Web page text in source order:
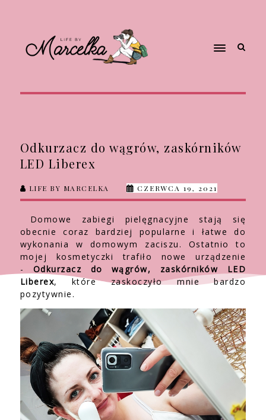
Odkurzacz do wągrów, zaskórników
LED Liberex
LIFE BY MARCELKA CZERWCA 19, 2021
Domowe zabiegi pielęgnacyjne stają się
obecnie coraz bardziej popularne i łatwe do
wykonania w domowym zaciszu. Ostatnio to
mojej kosmetyczki trafiło nowe urządzenie
- Odkurzacz do wągrów, zaskórników LED
Liberex, które zaskoczyło mnie bardzo
pozytywnie.